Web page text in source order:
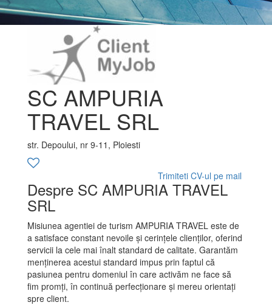
SC AMPURIA
TRAVEL SRL
str. Depoului, nr 9-11, Ploiesti
Trimiteti CV-ul pe mail
Despre SC AMPURIA TRAVEL
SRL
Misiunea agentiei de turism AMPURIA TRAVEL este de
a satisface constant nevoile și cerințele clienților, oferind
servicii la cele mai înalt standard de calitate. Garantăm
menținerea acestui standard impus prin faptul că
pasiunea pentru domeniul în care activăm ne face să
fim promți, în continuă perfecționare și mereu orientați
spre client.